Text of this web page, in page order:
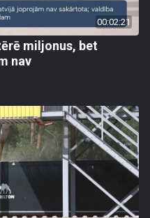
00:02:21
miljonus, bet
nav